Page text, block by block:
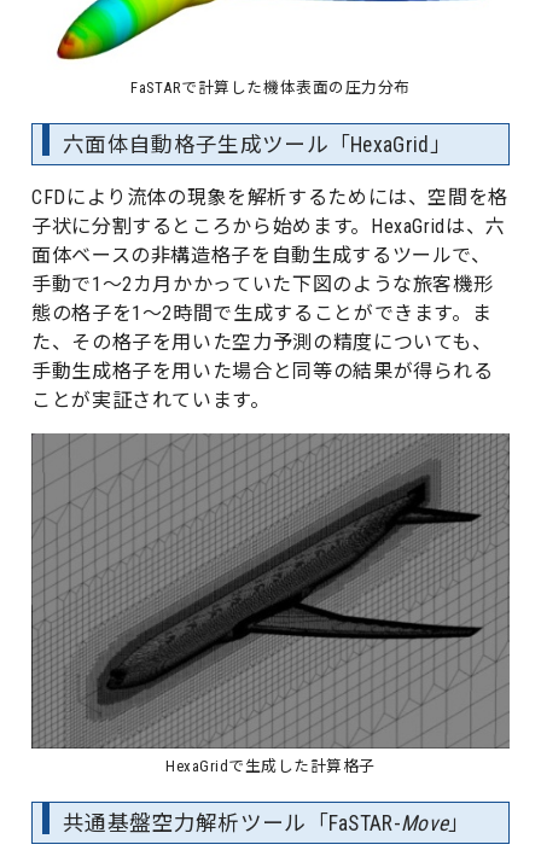
FaSTARで計算した機体表面の圧力分布
六面体自動格子生成ツール「HexaGrid」
CFDにより流体の現象を解析するためには、空間を格
子状に分割するところから始めます。HexaGridは、六
面体ベースの非構造格子を自動生成するツールで、
手動で1～2カ月かかっていた下図のような旅客機形
態の格子を1～2時間で生成することができます。ま
た、その格子を用いた空力予測の精度についても、
手動生成格子を用いた場合と同等の結果が得られる
ことが実証されています。
HexaGridで生成した計算格子
共通基盤空力解析ツール「FaSTAR-Move」